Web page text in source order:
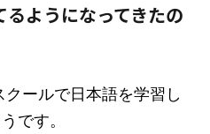
ようになってきたの
ールで日本語を学習し
です。